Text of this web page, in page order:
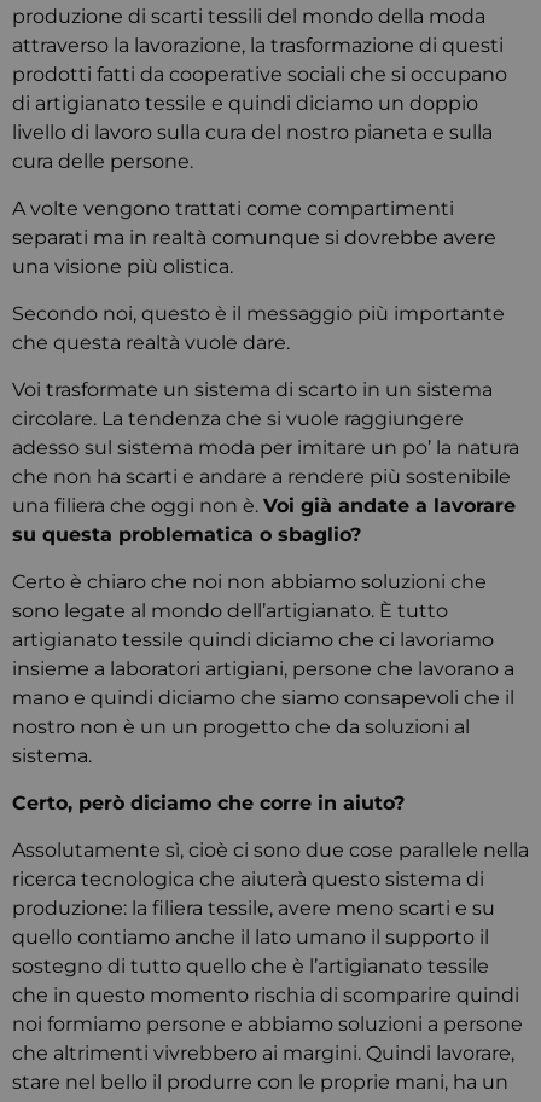
produzione di scarti tessili del mondo della moda
attraverso la lavorazione, la trasformazione di questi
prodotti fatti da cooperative sociali che si occupano
di artigianato tessile e quindi diciamo un doppio
livello di lavoro sulla cura del nostro pianeta e sulla
cura delle persone.
A volte vengono trattati come compartimenti
separati ma in realtà comunque si dovrebbe avere
una visione più olistica.
Secondo noi, questo è il messaggio più importante
che questa realtà vuole dare.
Voi trasformate un sistema di scarto in un sistema
circolare. La tendenza che si vuole raggiungere
adesso sul sistema moda per imitare un po’ la natura
che non ha scarti e andare a rendere più sostenibile
una filiera che oggi non è. Voi già andate a lavorare
su questa problematica o sbaglio?
Certo è chiaro che noi non abbiamo soluzioni che
sono legate al mondo dell’artigianato. È tutto
artigianato tessile quindi diciamo che ci lavoriamo
insieme a laboratori artigiani, persone che lavorano a
mano e quindi diciamo che siamo consapevoli che il
nostro non è un un progetto che da soluzioni al
sistema.
Certo, però diciamo che corre in aiuto?
Assolutamente sì, cioè ci sono due cose parallele nella
ricerca tecnologica che aiuterà questo sistema di
produzione: la filiera tessile, avere meno scarti e su
quello contiamo anche il lato umano il supporto il
sostegno di tutto quello che è l’artigianato tessile
che in questo momento rischia di scomparire quindi
noi formiamo persone e abbiamo soluzioni a persone
che altrimenti vivrebbero ai margini. Quindi lavorare,
stare nel bello il produrre con le proprie mani, ha un